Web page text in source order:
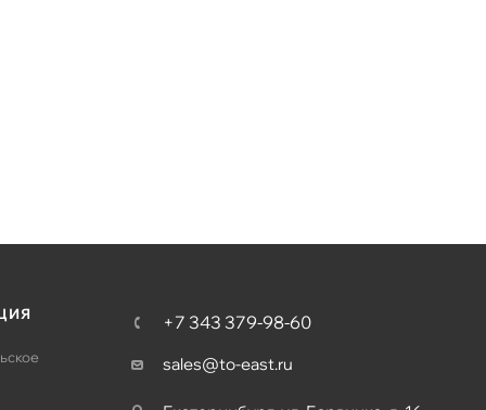
+7 343 379-98-60
sales@to-east.ru